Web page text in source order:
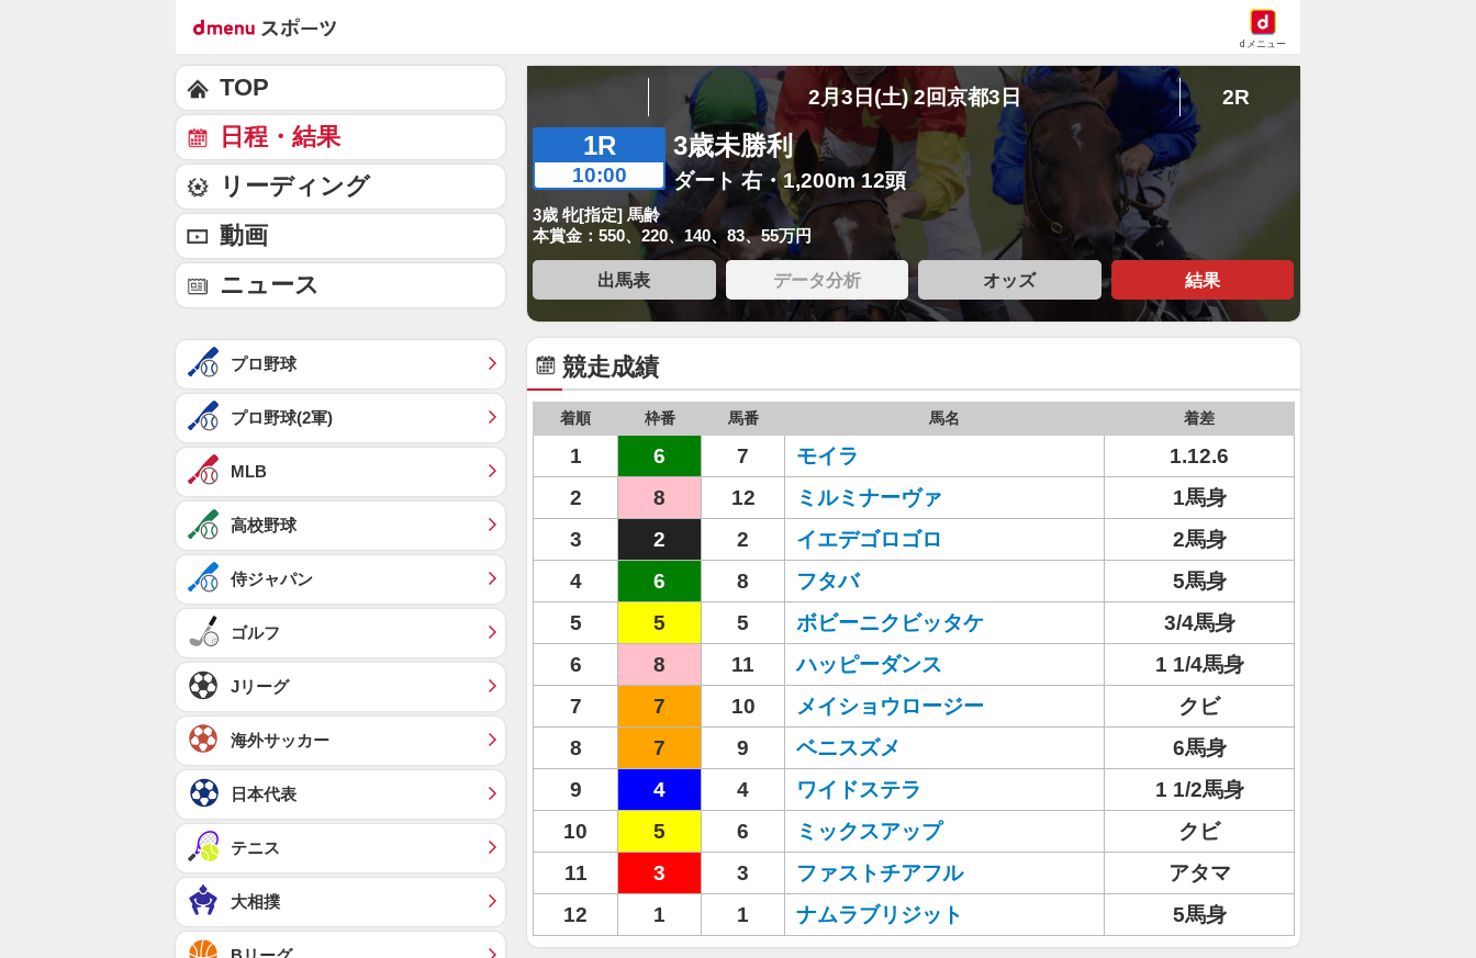
dメニュー
2月3日(土) 2回京都3日 2R
1R
10:00
3歳未勝利
ダート 右・1,200m 12頭
3歳 牝[指定] 馬齢
本賞金：550、220、140、83、55万円
出馬表 データ分析 オッズ 結果
競走成績
着順 枠番 馬番 馬名 着差
1 6 7 モイラ
1.12.6
2
8 12 ミルミナーヴァ
1馬身
3
2 2 イエデゴロゴロ
2馬身
4
6 8 フタバ
5馬身
5
5 5 ボビーニクビッタケ
3/4馬身
6
8 11 ハッピーダンス
1 1/4馬身
7
7 10 メイショウロージー
クビ
8
7 9 ベニスズメ
6馬身
9
4 4 ワイドステラ
1 1/2馬身
10
5 6 ミックスアップ
クビ
11
3 3 ファストチアフル
アタマ
12
1 1 ナムラブリジット 5馬身
TOP
日程・結果
リーディング
動画
ニュース
プロ野球
プロ野球(2軍)
MLB
高校野球
侍ジャパン
ゴルフ
Jリーグ
海外サッカー
日本代表
テニス
大相撲